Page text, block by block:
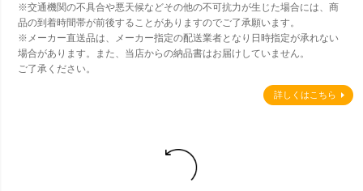
※交通機関の不具合や悪天候などその他の不可抗力が生じた場合には、商
品の到着時間帯が前後することがありますのでご了承願います。
※メーカー直送品は、メーカー指定の配送業者となり日時指定が承れない
場合があります。また、当店からの納品書はお届けしていません。
ご了承ください。
詳しくはこちら